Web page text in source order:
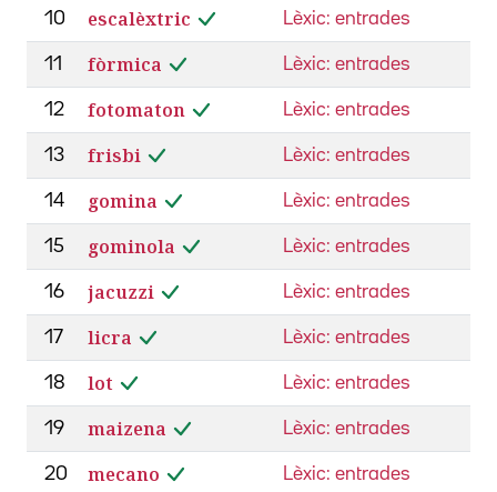
10 escalèxtric Lèxic: entrades
11 fòrmica Lèxic: entrades
12 fotomaton Lèxic: entrades
13 frisbi Lèxic: entrades
14 gomina Lèxic: entrades
15 gominola Lèxic: entrades
16 jacuzzi Lèxic: entrades
17 licra Lèxic: entrades
18 lot Lèxic: entrades
19 maizena Lèxic: entrades
20 mecano Lèxic: entrades